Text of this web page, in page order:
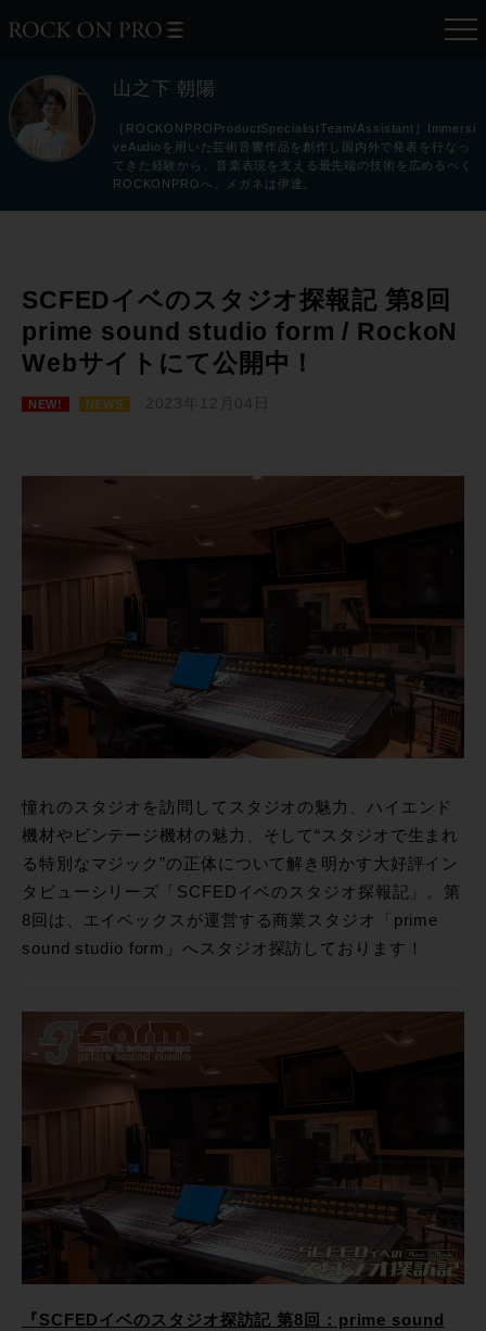
山之下 朝陽
［ROCKONPROProductSpecialistTeam/Assistant］Immersi
veAudioを用いた芸術音響作品を創作し国内外で発表を行なっ
てきた経験から、音楽表現を支える最先端の技術を広めるべく
ROCKONPROへ。メガネは伊達。
SCFEDイベのスタジオ探報記 第8回
prime sound studio form / RockoN
Webサイトにて公開中！
NEW! NEWS 2023年12月04日
憧れのスタジオを訪問してスタジオの魅力、ハイエンド
機材やビンテージ機材の魅力、そして“スタジオで生まれ
る特別なマジック”の正体について解き明かす大好評イン
タビューシリーズ「SCFEDイベのスタジオ探報記」。第
8回は、エイベックスが運営する商業スタジオ「prime
sound studio form」へスタジオ探訪しております！
『SCFEDイベのスタジオ探訪記 第8回：prime sound